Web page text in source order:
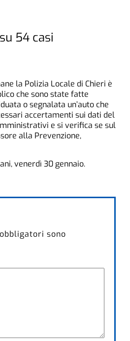
54 casi
la Polizia Locale di Chieri è
che sono state fatte
o segnalata un’auto che
accertamenti sui dati del
e si verifica se sul
alla Prevenzione,
venerdì 30 gennaio.
sono